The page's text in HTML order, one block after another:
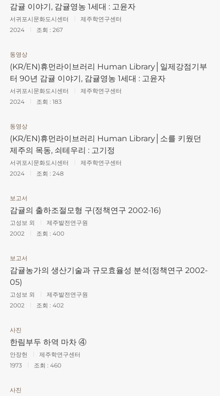
감귤 이야기, 감귤영농 1세대 : 고윤자
서귀포시문화도시센터
제주학연구센터
2024
조회 : 267
동영상
(KR/EN)휴먼라이브러리 Human Library│일제강점기부
터 90년 감귤 이야기, 감귤영농 1세대 : 고윤자
서귀포시문화도시센터
제주학연구센터
2024
조회 : 183
동영상
(KR/EN)휴먼라이브러리 Human Library│소를 키웠던
제주의 목동, 쇠테우리 : 고기정
서귀포시문화도시센터
제주학연구센터
2024
조회 : 248
보고서
감귤의 출하조절모형 구(정책연구 2002-16)
고성보 외
제주발전연구원
2002
조회 : 400
보고서
감귤농가의 생산기술과 규모효율성 분석(정책연구 2002-
05)
고성보 외
제주발전연구원
2002
조회 : 402
사진
한림부두 하역 마차 ④
안장헌
제주학연구센터
1973
조회 : 460
사진